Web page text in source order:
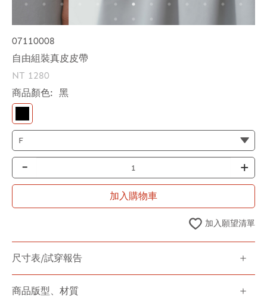
07110008
自由組裝真皮皮帶
NT 1280
商品顏色: 黑
- +
加入購物車
加入願望清單
尺寸表/試穿報告
商品版型、材質